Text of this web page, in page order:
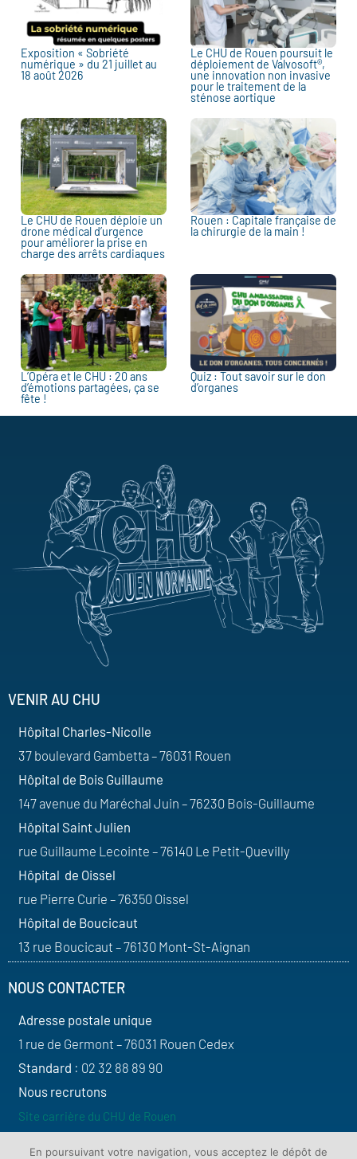
Exposition « Sobriété
numérique » du 21 juillet au
18 août 2026
Le CHU de Rouen poursuit le
déploiement de Valvosoft®,
une innovation non invasive
pour le traitement de la
sténose aortique
Le CHU de Rouen déploie un
drone médical d’urgence
pour améliorer la prise en
charge des arrêts cardiaques
Rouen : Capitale française de
la chirurgie de la main !
L’Opéra et le CHU : 20 ans
d’émotions partagées, ça se
fête !
Quiz : Tout savoir sur le don
d’organes
VENIR AU CHU
Hôpital Charles-Nicolle
37 boulevard Gambetta – 76031 Rouen
Hôpital de Bois Guillaume
147 avenue du Maréchal Juin – 76230 Bois-Guillaume
Hôpital Saint Julien
rue Guillaume Lecointe – 76140 Le Petit-Quevilly
Hôpital de Oissel
rue Pierre Curie – 76350 Oissel
Hôpital de Boucicaut
13 rue Boucicaut – 76130 Mont-St-Aignan
NOUS CONTACTER
Adresse postale unique
1 rue de Germont – 76031 Rouen Cedex
Standard : 02 32 88 89 90
Nous recrutons
Site carrière du CHU de Rouen
SUIVEZ-NOUS
En poursuivant votre navigation, vous acceptez le dépôt de